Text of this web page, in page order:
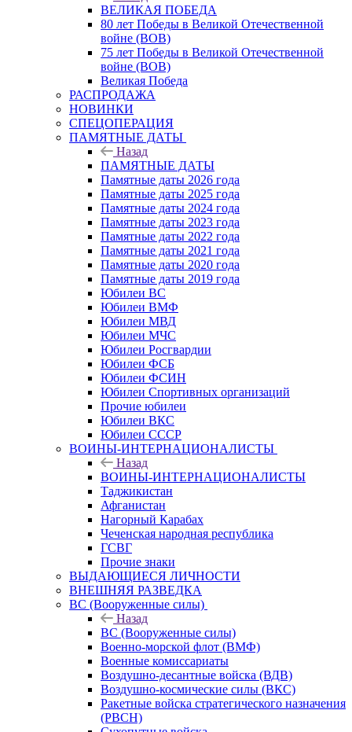
ВЕЛИКАЯ ПОБЕДА
80 лет Победы в Великой Отечественной
войне (ВОВ)
75 лет Победы в Великой Отечественной
войне (ВОВ)
Великая Победа
РАСПРОДАЖА
НОВИНКИ
СПЕЦОПЕРАЦИЯ
ПАМЯТНЫЕ ДАТЫ
Назад
ПАМЯТНЫЕ ДАТЫ
Памятные даты 2026 года
Памятные даты 2025 года
Памятные даты 2024 года
Памятные даты 2023 года
Памятные даты 2022 года
Памятные даты 2021 года
Памятные даты 2020 года
Памятные даты 2019 года
Юбилеи ВС
Юбилеи ВМФ
Юбилеи МВД
Юбилеи МЧС
Юбилеи Росгвардии
Юбилеи ФСБ
Юбилеи ФСИН
Юбилеи Спортивных организаций
Прочие юбилеи
Юбилеи ВКС
Юбилеи СССР
ВОИНЫ-ИНТЕРНАЦИОНАЛИСТЫ
Назад
ВОИНЫ-ИНТЕРНАЦИОНАЛИСТЫ
Таджикистан
Афганистан
Нагорный Карабах
Чеченская народная республика
ГСВГ
Прочие знаки
ВЫДАЮЩИЕСЯ ЛИЧНОСТИ
ВНЕШНЯЯ РАЗВЕДКА
ВС (Вооруженные силы)
Назад
ВС (Вооруженные силы)
Военно-морской флот (ВМФ)
Военные комиссариаты
Воздушно-десантные войска (ВДВ)
Воздушно-космические силы (ВКС)
Ракетные войска стратегического назначения
(РВСН)